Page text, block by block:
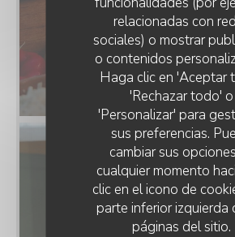
relacionadas con
sociales) o mostrar
o contenidos
Haga clic en 'Aceptar
'Rechazar todo' o
'Personalizar' para
sus preferencias.
cambiar sus
cualquier momento
clic en el icono de
parte inferior izquierda
páginas del sitio.